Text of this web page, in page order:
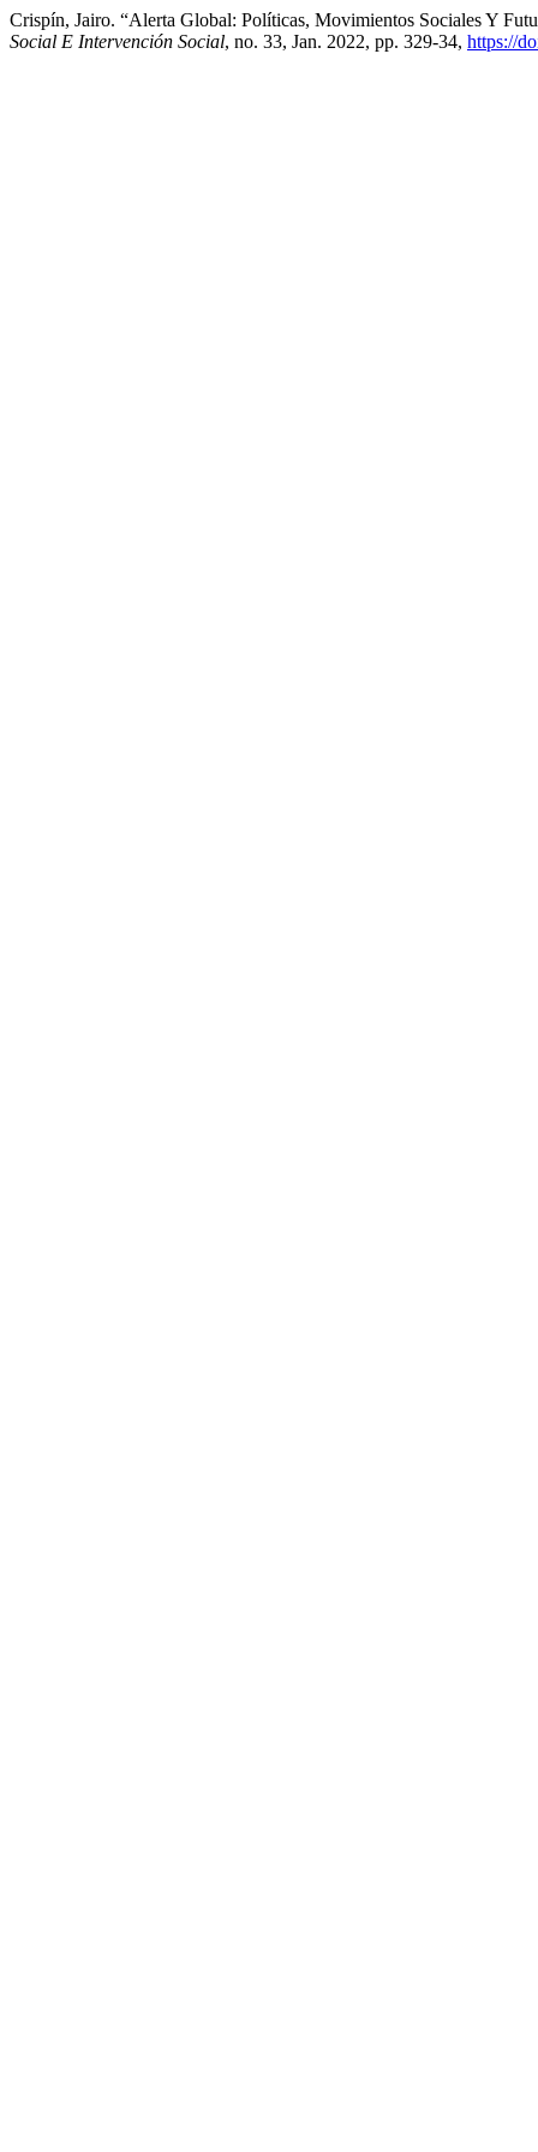
Crispín, Jairo. “Alerta Global: Políticas, Movimientos Sociales Y
Social E Intervención Social, no. 33, Jan. 2022, pp. 329-34, https://